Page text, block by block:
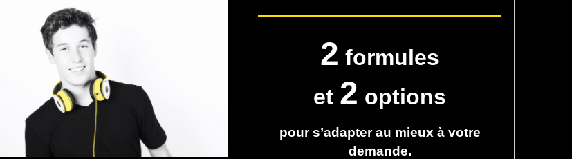
2 formules
et 2 options
pour s’adapter au mieux à votre
demande.